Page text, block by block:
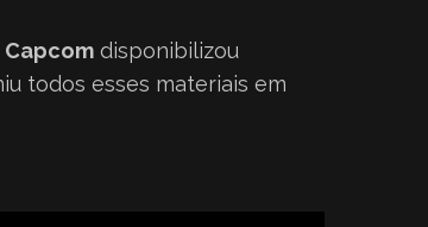
Capcom disponibilizou
todos esses materiais em